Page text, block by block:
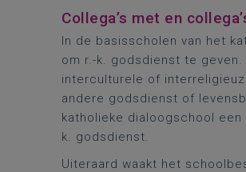
Collega’s met en
In de basisscholen van het
om r.-k. godsdienst te
interculturele of
andere godsdienst of
katholieke dialoogschool
k. godsdienst.
Uiteraard waakt het